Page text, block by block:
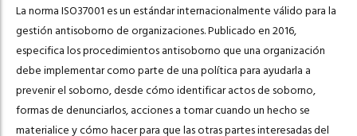
La norma ISO37001 es un estándar internacionalmente válido para la
gestión antisoborno de organizaciones. Publicado en 2016,
especifica los procedimientos antisoborno que una organización
debe implementar como parte de una política para ayudarla a
prevenir el soborno, desde cómo identificar actos de soborno,
formas de denunciarlos, acciones a tomar cuando un hecho se
materialice y cómo hacer para que las otras partes interesadas del